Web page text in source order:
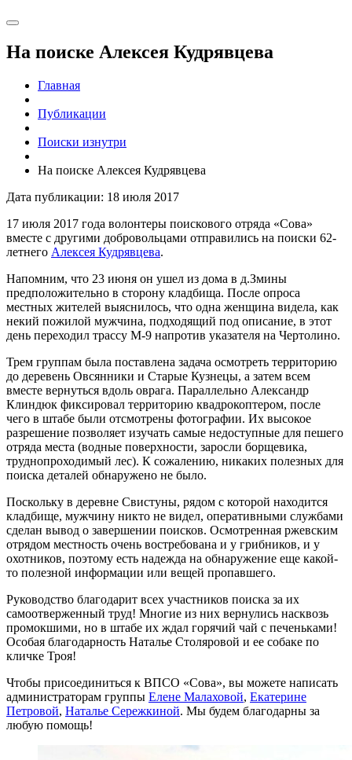
На поиске Алексея Кудрявцева
Главная
Публикации
Поиски изнутри
На поиске Алексея Кудрявцева
Дата публикации: 18 июля 2017
17 июля 2017 года волонтеры поискового отряда «Сова»
вместе с другими добровольцами отправились на поиски 62-
летнего Алексея Кудрявцева.
Напомним, что 23 июня он ушел из дома в д.Змины
предположительно в сторону кладбища. После опроса
местных жителей выяснилось, что одна женщина видела, как
некий пожилой мужчина, подходящий под описание, в этот
день переходил трассу М-9 напротив указателя на Чертолино.
Трем группам была поставлена задача осмотреть территорию
до деревень Овсянники и Старые Кузнецы, а затем всем
вместе вернуться вдоль оврага. Параллельно Александр
Клиндюк фиксировал территорию квадрокоптером, после
чего в штабе были отсмотрены фотографии. Их высокое
разрешение позволяет изучать самые недоступные для пешего
отряда места (водные поверхности, заросли борщевика,
труднопроходимый лес). К сожалению, никаких полезных для
поиска деталей обнаружено не было.
Поскольку в деревне Свистуны, рядом с которой находится
кладбище, мужчину никто не видел, оперативными службами
сделан вывод о завершении поисков. Осмотренная ржевским
отрядом местность очень востребована и у грибников, и у
охотников, поэтому есть надежда на обнаружение еще какой-
то полезной информации или вещей пропавшего.
Руководство благодарит всех участников поиска за их
самоотверженный труд! Многие из них вернулись насквозь
промокшими, но в штабе их ждал горячий чай с печеньками!
Особая благодарность Наталье Столяровой и ее собаке по
кличке Троя!
Чтобы присоединиться к ВПСО «Сова», вы можете написать
администраторам группы Елене Малаховой, Екатерине
Петровой, Наталье Сережкиной. Мы будем благодарны за
любую помощь!